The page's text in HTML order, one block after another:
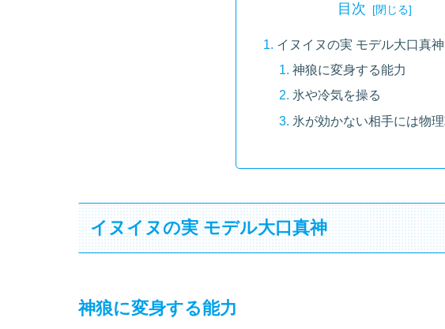
目次
イヌイヌの実 モデル大口真神
神狼に変身する能力
氷や冷気を操る
氷が効かない相手には物
イヌイヌの実 モデル大口真神
神狼に変身する能力